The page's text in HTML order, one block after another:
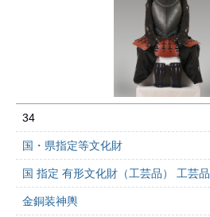
34
国・県指定等文化財
国 指定 有形文化財（工芸品） 工芸品
金銅装神輿